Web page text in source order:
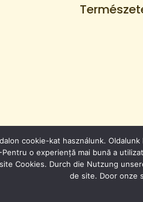
cookie-kat használunk.
o experiență mai bună a
Cookies. Durch die Nutzung
de site. Door onze